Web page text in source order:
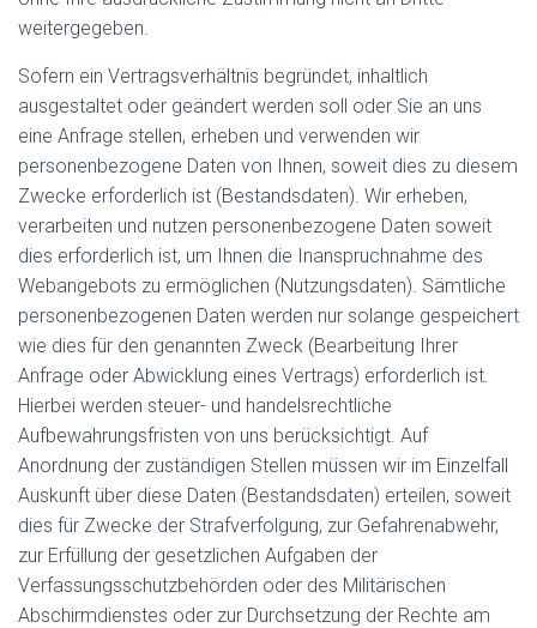
weitergegeben.
Sofern ein Vertragsverhältnis begründet, inhaltlich
ausgestaltet oder geändert werden soll oder Sie an uns
eine Anfrage stellen, erheben und verwenden wir
personenbezogene Daten von Ihnen, soweit dies zu diesem
Zwecke erforderlich ist (Bestandsdaten). Wir erheben,
verarbeiten und nutzen personenbezogene Daten soweit
dies erforderlich ist, um Ihnen die Inanspruchnahme des
Webangebots zu ermöglichen (Nutzungsdaten). Sämtliche
personenbezogenen Daten werden nur solange gespeichert
wie dies für den genannten Zweck (Bearbeitung Ihrer
Anfrage oder Abwicklung eines Vertrags) erforderlich ist.
Hierbei werden steuer- und handelsrechtliche
Aufbewahrungsfristen von uns berücksichtigt. Auf
Anordnung der zuständigen Stellen müssen wir im Einzelfall
Auskunft über diese Daten (Bestandsdaten) erteilen, soweit
dies für Zwecke der Strafverfolgung, zur Gefahrenabwehr,
zur Erfüllung der gesetzlichen Aufgaben der
Verfassungsschutzbehörden oder des Militärischen
Abschirmdienstes oder zur Durchsetzung der Rechte am